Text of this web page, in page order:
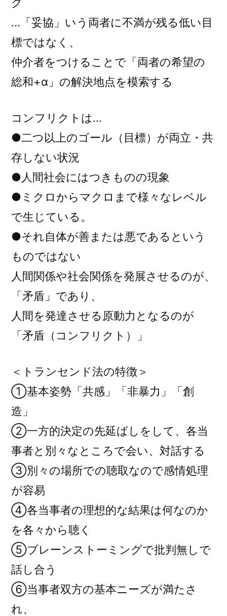
…「妥協」いう両者に不満が残る低い目
標ではなく、
仲介者をつけることで「両者の希望の
総和+α」の解決地点を模索する
コンフリクトは…
●二つ以上のゴール（目標）が両立・共
存しない状況
●人間社会にはつきものの現象
●ミクロからマクロまで様々なレベル
で生じている。
●それ自体が善または悪であるという
ものではない
人間関係や社会関係を発展させるのが、
「矛盾」であり、
人間を発達させる原動力となるのが
「矛盾（コンフリクト）」
＜トランセンド法の特徴＞
①基本姿勢「共感」「非暴力」「創
造」
②一方的決定の先延ばしをして、各当
事者と別々なところで会い、対話する
③別々の場所での聴取なので感情処理
が容易
④各当事者の理想的な結果は何なのか
を各々から聴く
⑤ブレーンストーミングで批判無しで
話し合う
⑥当事者双方の基本ニーズが満たさ
れ、